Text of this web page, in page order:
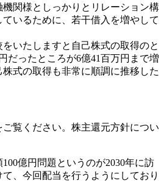
機関様としっかりとリレーション構
いるために、若干借入を増やして
いたしますと自己株式の取得のと
だったところが6億41百万円まで増
式の取得も非常に順調に推移した
覧ください。株主還元方針につい
億円問題というのが2030年に訪
、今回配当を行うようにしており